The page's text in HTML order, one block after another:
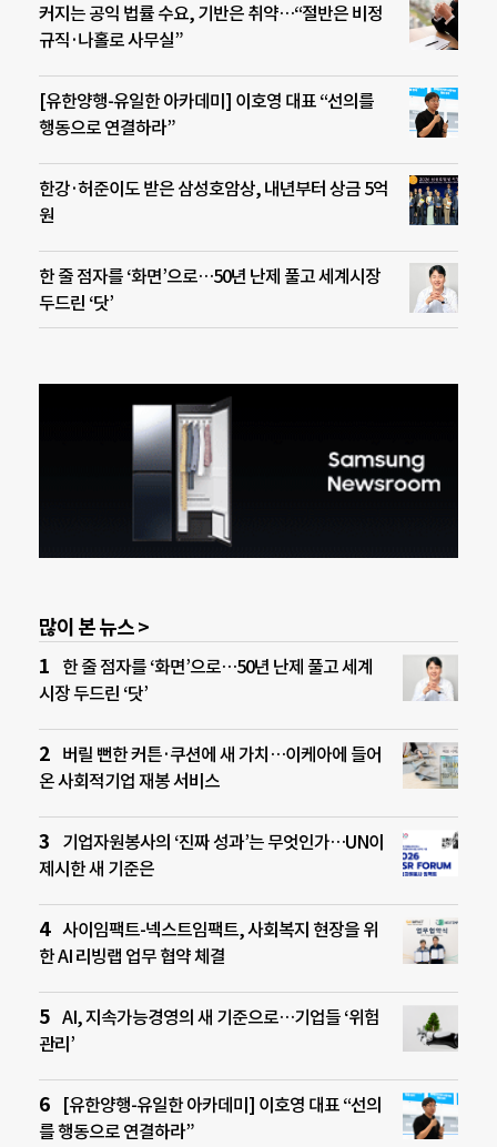
커지는 공익 법률 수요, 기반은 취약…“절반은 비정
규직·나홀로 사무실”
[유한양행-유일한 아카데미] 이호영 대표 “선의를
행동으로 연결하라”
한강·허준이도 받은 삼성호암상, 내년부터 상금 5억
원
한 줄 점자를 ‘화면’으로…50년 난제 풀고 세계시장
두드린 ‘닷’
많이 본 뉴스 >
한 줄 점자를 ‘화면’으로…50년 난제 풀고 세계
시장 두드린 ‘닷’
버릴 뻔한 커튼·쿠션에 새 가치…이케아에 들어
온 사회적기업 재봉 서비스
기업자원봉사의 ‘진짜 성과’는 무엇인가…UN이
제시한 새 기준은
사이임팩트-넥스트임팩트, 사회복지 현장을 위
한 AI 리빙랩 업무 협약 체결
AI, 지속가능경영의 새 기준으로…기업들 ‘위험
관리’
[유한양행-유일한 아카데미] 이호영 대표 “선의
를 행동으로 연결하라”